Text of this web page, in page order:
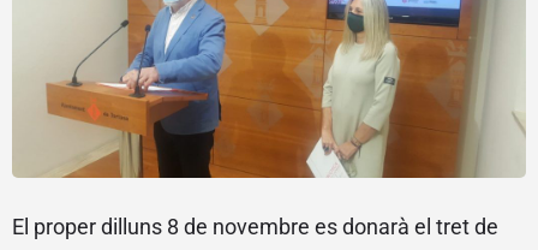
El proper dilluns 8 de novembre es donarà el tret de